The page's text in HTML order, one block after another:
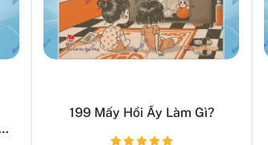
199 Mấy Hồi Ấy Làm Gì?